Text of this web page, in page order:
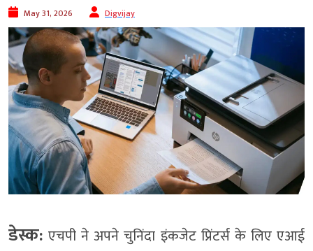
May 31, 2026 Digvijay
डेस्क: एचपी ने अपने चुनिंदा इंकजेट प्रिंटर्स के लिए एआई